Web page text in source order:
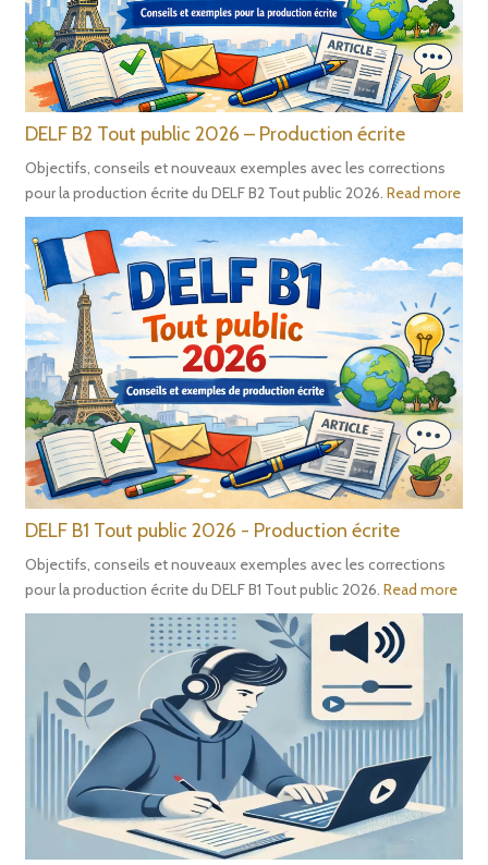
DELF B2 Tout public 2026 – Production écrite
Objectifs, conseils et nouveaux exemples avec les corrections
pour la production écrite du DELF B2 Tout public 2026.Read more
DELF B1 Tout public 2026 - Production écrite
Objectifs, conseils et nouveaux exemples avec les corrections
pour la production écrite du DELF B1 Tout public 2026.Read more